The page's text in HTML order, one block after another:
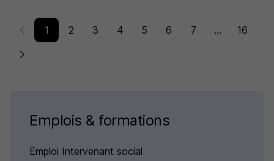
1 2 3 4 5 6 7 ... 16
Emplois & formations
Emploi Intervenant social